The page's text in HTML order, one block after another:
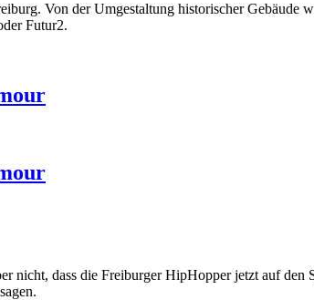
Von der Umgestaltung historischer Gebäude
Futur2.
nicht, dass die Freiburger HipHopper jetzt auf